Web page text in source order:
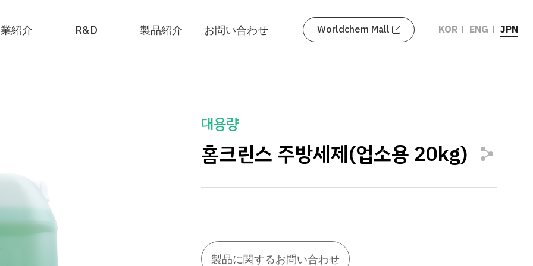
紹介 R&D 製品紹介 お問い合わせ Worldchem Mall KOR ENG JPN
대용량
홈크린스 주방세제(업소용 20kg)
製品に関するお問い合わせ